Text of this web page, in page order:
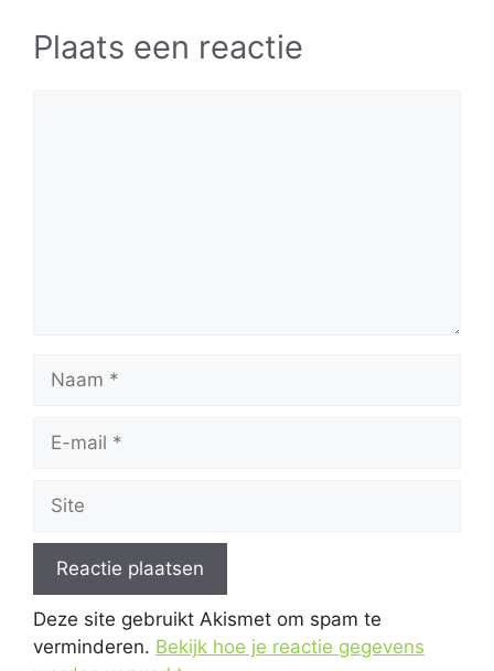
Plaats een reactie
Naam
Site
Deze site gebruikt Akismet om spam te
verminderen. Bekijk hoe je reactie gegevens